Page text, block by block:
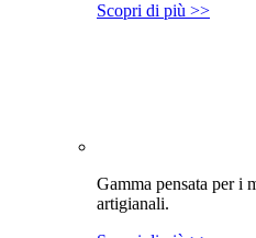
Scopri di più >>
Gamma pensata per i
artigianali.